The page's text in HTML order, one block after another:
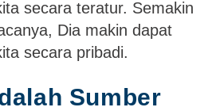
secara teratur. Semakin
Dia makin dapat
secara pribadi.
Sumber